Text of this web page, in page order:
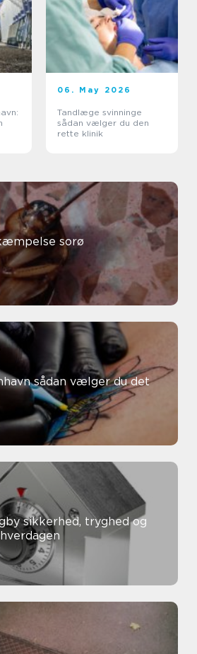
06. May 2026
Tandlæge svinninge
sådan vælger du den
rette klinik
sorø
du det
og